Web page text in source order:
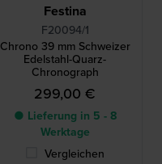
Festina
F20094/1
Chrono 39 mm Schweizer
Edelstahl-Quarz-
Chronograph
299,00 €
● Lieferung in 5 - 8
Werktage
Vergleichen